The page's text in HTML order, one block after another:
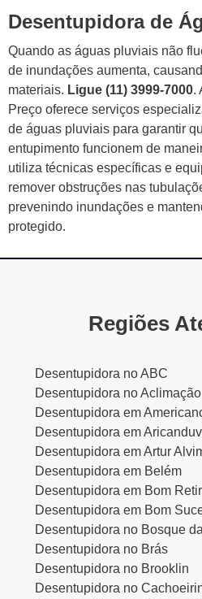
Desentupidora de
Quando as águas pluviais não
de inundações aumenta,
materiais. Ligue (11) 3999-7000.
Preço oferece serviços
de águas pluviais para garantir
entupimento funcionem de
utiliza técnicas específicas e
remover obstruções nas
prevenindo inundações e
protegido.
Regiões
Desentupidora no ABC
Desentupidora no Aclimação
Desentupidora em
Desentupidora em
Desentupidora em Artur
Desentupidora em Belém
Desentupidora em Bom Retir
Desentupidora em Bom
Desentupidora no Bosque
Desentupidora no Brás
Desentupidora no Brooklin
Desentupidora no